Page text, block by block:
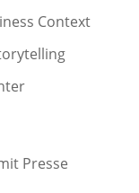
Context